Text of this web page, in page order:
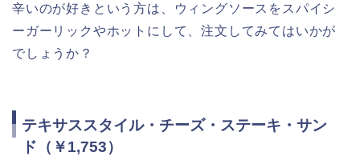
辛いのが好きという方は、ウィングソースをスパイシ
ーガーリックやホットにして、注文してみてはいかが
でしょうか？
テキサススタイル・チーズ・ステーキ・サン
ド（￥1,753）